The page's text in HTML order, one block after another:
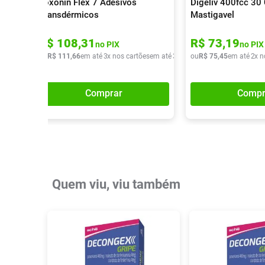
Transdérmicos
R$ 108,31no PIX
R$ 111 ,66em até3x nos cartõesem até3 R$ 37 ,22
Comprar
Mastigavel
R$ 73,19no PIX
ouR$ 75,45em até2x
Quem viu, viu também